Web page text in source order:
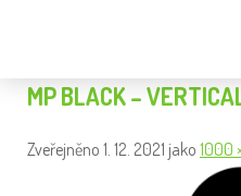
MP BLACK –
Zveřejněno 1. 12. 2021 jako 1000